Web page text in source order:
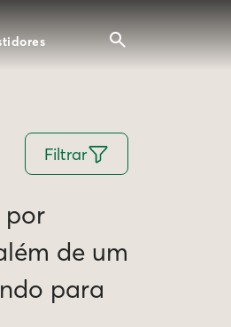
Filtrar
por
de um
para